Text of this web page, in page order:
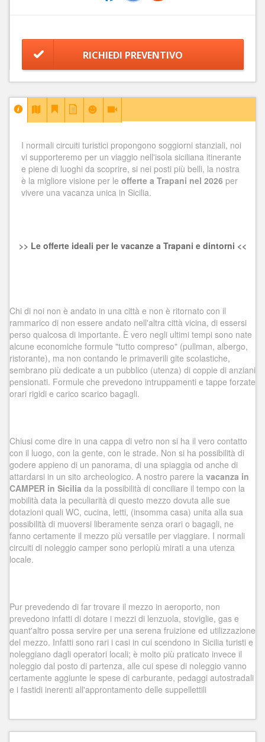
RICHIEDI PREVENTIVO
I normali circuiti turistici propongono soggiorni stanziali, noi
vi supporteremo per un viaggio nell'isola siciliana itinerante
e piene di luoghi da scoprire, si nei posti più belli, la nostra
è la migliore visione per le offerte a Trapani nel 2026 per
vivere una vacanza unica in Sicilia.
>> Le offerte ideali per le vacanze a Trapani e dintorni <<
Chi di noi non è andato in una città e non è ritornato con il
rammarico di non essere andato nell'altra città vicina, di essersi
perso qualcosa di importante. È vero negli ultimi tempi sono nate
alcune economiche formule "tutto compreso" (pullman, albergo,
ristorante), ma non contando le primaverili gite scolastiche,
sembrano più dedicate a un pubblico (utenza) di coppie di anziani
pensionati. Formule che prevedono intruppamenti e tappe forzate
orari rigidi e carico scarico bagagli.
Chiusi come dire in una cappa di vetro non si ha il vero contatto
con il luogo, con la gente, con le strade. Non si ha possibilità di
godere appieno di un panorama, di una spiaggia od anche di
attardarsi in un sito archeologico. A nostro parere la vacanza in
CAMPER in Sicilia da la possibilità di conciliare il tempo con la
mobilità data la peculiarità di questo mezzo dovuta alle sue
dotazioni quali WC, cucina, letti, (insomma casa) unita alla sua
possibilità di muoversi liberamente senza orari o bagagli, ne
fanno certamente il mezzo più versatile per viaggiare. I normali
circuiti di noleggio camper sono perlopiù mirati a una utenza
locale.
Pur prevedendo di far trovare il mezzo in aeroporto, non
prevedono infatti di dotare i mezzi di lenzuola, stoviglie, gas e
quant'altro possa servire per una serena fruizione ed utilizzazione
del mezzo. Infatti sono rari i casi in cui scendono in Sicilia turisti e
noleggiano dagli operatori locali; è molto più praticato invece il
noleggio dal posto di partenza, alle cui spese di noleggio vanno
certamente aggiunte le spese di carburante, pedaggi autostradali
e i fastidi inerenti all'approntamento delle suppellettili